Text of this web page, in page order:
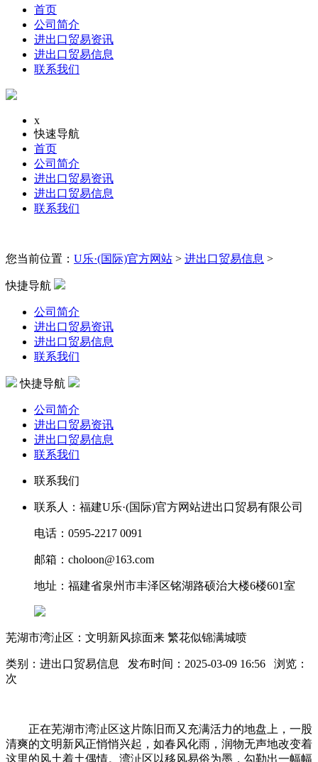
首页
公司简介
进出口贸易资讯
进出口贸易信息
联系我们
x
快速导航
首页
公司简介
进出口贸易资讯
进出口贸易信息
联系我们
您当前位置： U乐·(国际)官方网站 > 进出口贸易信息 >
快捷导航
公司简介
进出口贸易资讯
进出口贸易信息
联系我们
快捷导航
公司简介
进出口贸易资讯
进出口贸易信息
联系我们
联系我们
联系人：福建U乐·(国际)官方网站进出口贸易有限公司
电话：0595-2217 0091
邮箱：choloon@163.com
地址：福建省泉州市丰泽区铭湖路硕治大楼6楼601室
芜湖市湾沚区：文明新风掠面来 繁花似锦满城喷
类别：进出口贸易信息 发布时间：2025-03-09 16:56 浏览：
次
正在芜湖市湾沚区这片陈旧而又充满活力的地盘上，一股
清爽的文明新风正悄悄兴起，如春风化雨，润物无声地改变着
这里的风土着土偶情。湾沚区以移风易俗为墨，勾勒出一幅幅